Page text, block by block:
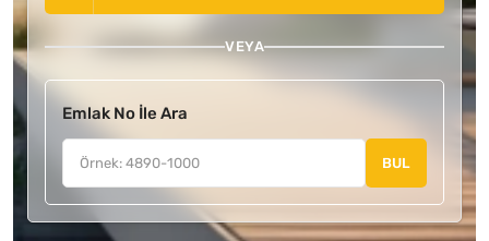
VEYA
Emlak No İle Ara
BUL